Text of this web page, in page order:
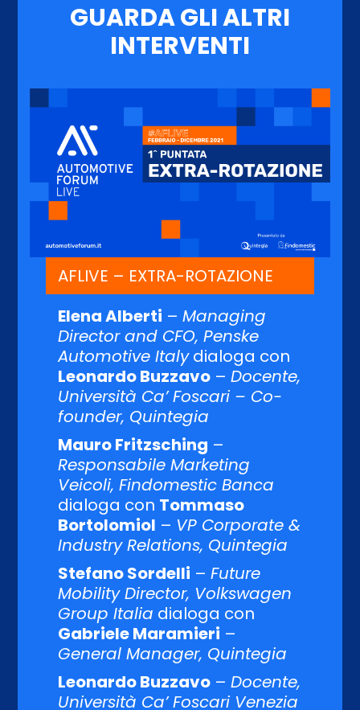
GUARDA GLI ALTRI
INTERVENTI
AFLIVE – EXTRA-ROTAZIONE
Elena Alberti –Managing
Director and CFO, Penske
Automotive Italydialoga con
Leonardo Buzzavo –Docente,
Università Ca’ Foscari – Co-
founder, Quintegia
Mauro Fritzsching –
Responsabile Marketing
Veicoli, Findomestic Banca
dialoga con Tommaso
Bortolomiol – VP Corporate &
Industry Relations, Quintegia
Stefano Sordelli –Future
Mobility Director, Volkswagen
Group Italia dialoga con
Gabriele Maramieri –
General Manager, Quintegia
Leonardo Buzzavo –Docente,
Università Ca’ Foscari Venezia